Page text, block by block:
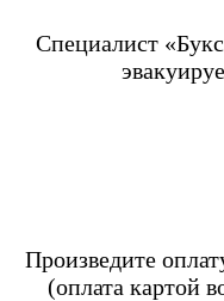
Специалист
Произведите
(оплата картой